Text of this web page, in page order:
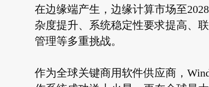
在边缘端产生，边缘计算市场至
杂度提升、系统稳定性要求提高、
管理等多重挑战。
作为全球关键商用软件供应商，